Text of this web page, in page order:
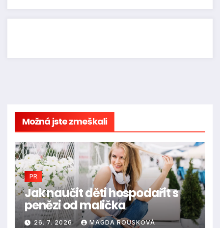
Možná jste zmeškali
PR
Jak naučit děti hospodařit s
penězi od malička
26. 7. 2026 MAGDA ROUSKOVÁ